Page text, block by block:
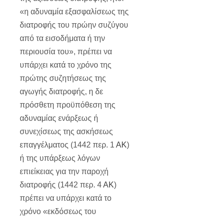
«η αδυναμία εξασφαλίσεως της
διατροφής του πρώην συζύγου
από τα εισοδήματα ή την
περιουσία του», πρέπει να
υπάρχει κατά το χρόνο της
πρώτης συζητήσεως της
αγωγής διατροφής, η δε
πρόσθετη προϋπόθεση της
αδυναμίας ενάρξεως ή
συνεχίσεως της ασκήσεως
επαγγέλματος (1442 περ. 1 ΑΚ)
ή της υπάρξεως λόγων
επιείκειας για την παροχή
διατροφής (1442 περ. 4ΑΚ)
πρέπει να υπάρχει κατά το
χρόνο «εκδόσεως του